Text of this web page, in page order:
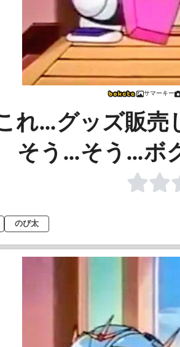
サマーキー
れ…グッズ販売
そう…そう…ボ
のび太